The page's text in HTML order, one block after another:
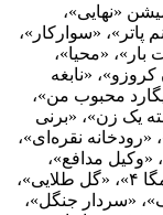
«نهایی»،
پاتر»، «سوارکار»،
«محیا»،
«نابغه
محبوب من»،
یک زن»، «برنی
نقره‌ای»،
مدافع»،
«قهرمان»، «ضریب سرد»، «جنگل»، «آلفا و امگا ۴»، «گل طلایی»،
«سردار جنگل»،